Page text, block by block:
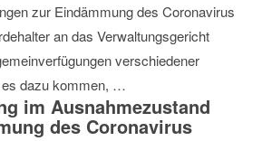
zur Eindämmung des Coronavirus
an das Verwaltungsgericht
verschiedener
dazu kommen, …
im Ausnahmezustand
des Coronavirus